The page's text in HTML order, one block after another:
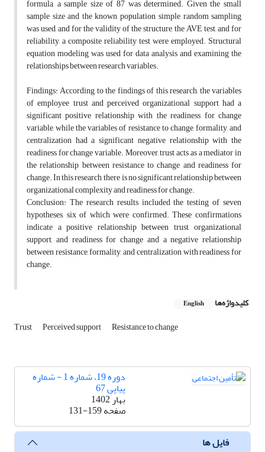
formula, a sample size of 87 was determined. Given the small
sample size and the known population, simple random sampling
was used, and for the validity of the structure, the AVE test, and for
reliability, a composite reliability test were employed. Structural
equation modeling was used for data analysis and examining the
relationships between research variables.
Findings: According to the findings of this research, the variables
of employee trust and perceived organizational support had a
significant positive relationship with the readiness for change
variable, while the variables of resistance to change, formality, and
centralization had a significant negative relationship with the
readiness for change variable. Moreover, trust acts as a mediator in
the relationship between resistance to change and readiness for
change. In this research, there is no significant relationship between
organizational complexity and readiness for change.
Conclusion: The research results included the testing of seven
hypotheses, six of which were confirmed. These confirmations
indicate a positive relationship between trust, organizational
support, and readiness for change and a negative relationship
between resistance, formality, and centralization with readiness for
change.
کلیدواژه‌ها English
Trust Perceived support Resistance to change
دوره 19، شماره 1 - شماره
پیاپی 67
بهار 1402
صفحه131-159
فایل ها